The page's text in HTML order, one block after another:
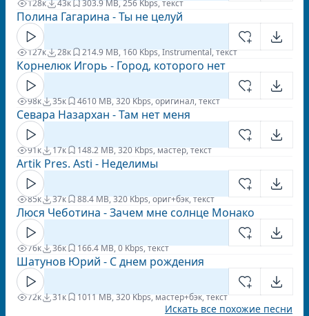
128к 43к 303.9 MB, 256 Kbps, текст
Полина Гагарина - Ты не целуй
127к 28к 214.9 MB, 160 Kbps, Instrumental, текст
Корнелюк Игорь - Город, которого нет
98к 35к 4610 MB, 320 Kbps, оригинал, текст
Севара Назархан - Там нет меня
91к 17к 148.2 MB, 320 Kbps, мастер, текст
Artik Pres. Asti - Неделимы
85к 37к 88.4 MB, 320 Kbps, ориг+бэк, текст
Люся Чеботина - Зачем мне солнце Монако
76к 36к 166.4 MB, 0 Kbps, текст
Шатунов Юрий - С днем рождения
72к 31к 1011 MB, 320 Kbps, мастер+бэк, текст
Искать все похожие песни